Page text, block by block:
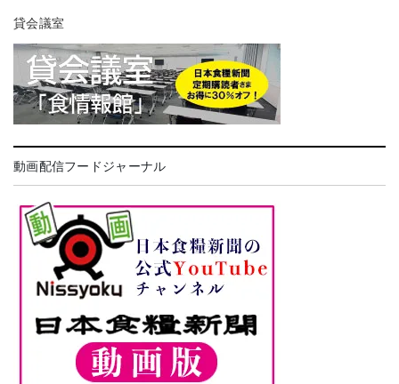
貸会議室
動画配信フードジャーナル